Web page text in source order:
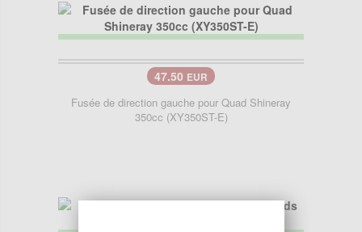
47.50 EUR
Fusée de direction gauche pour Quad Shineray
350cc (XY350ST-E)